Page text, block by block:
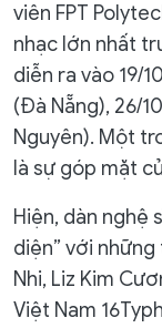
viên FPT
nhạc lớn nhất
diễn ra vào 19/
(Đà Nẵng), 26/
Nguyên). Một
là sự góp mặt
Hiện, dàn nghệ
diện” với
Nhi, Liz Kim
Việt Nam